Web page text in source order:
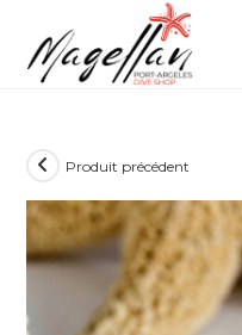
content
Produit précédent